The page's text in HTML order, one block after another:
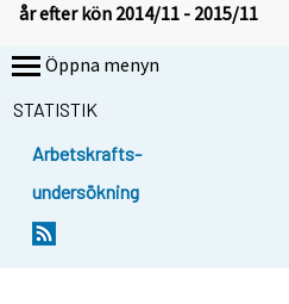
år efter kön 2014/11 - 2015/11
Öppna menyn
STATISTIK
Arbetskrafts-
undersökning